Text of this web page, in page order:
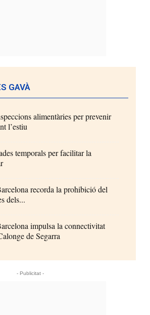
GAVÀ
alimentàries per prevenir
l’estiu
temporals per facilitar la
recorda la prohibició del
dels...
impulsa la connectivitat
de Segarra
- Publicitat -